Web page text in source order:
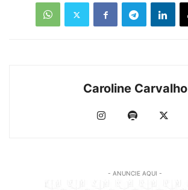
Caroline Carvalho
- ANUNCIE AQUI -